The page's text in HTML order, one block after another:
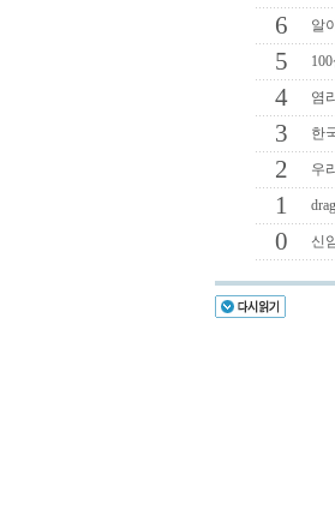
6
알
5
4 염
3 한
2 우
1
0 신